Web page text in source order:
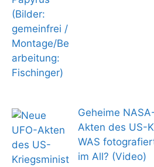
Geheime
Akten des US-
WAS
im All? (Video)